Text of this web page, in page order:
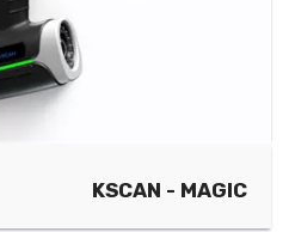
KSCAN - MAGIC